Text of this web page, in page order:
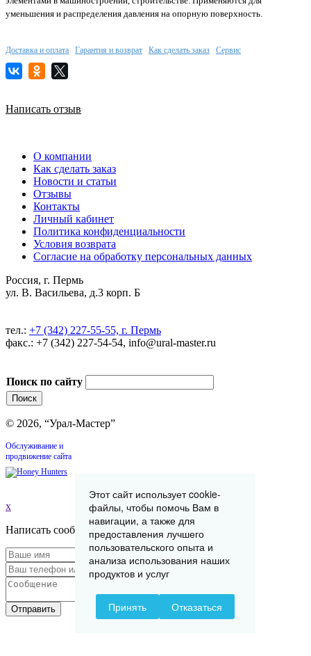
уменьшения и распределения давления на опорную поверхность.
Доставка и оплата Гарантия и возврат Как сделать заказ Сервис
Написать отзыв
О компании
Как сделать заказ
Новости и статьи
Отзывы
Контакты
Личный кабинет
Политика конфиденциальности
Условия возврата
Согласие на обработку персональных данных
Россия, г. Пермь
ул. В. Васильева, д.3 корп. Б
тел.: +7 (342) 227-55-55, г. Пермь
факс.: +7 (342) 227-54-54, info@ural-master.ru
Поиск по сайту
© 2026, “Урал-Мастер”
Обслуживание и
продвижение сайта
x
Написать сообщение
Отправить
Этот сайт использует cookie-
файлы, чтобы помочь Вам в
навигации, а также для
предоставления лучшего
пользовательского опыта и
анализа использования наших
продуктов и услуг
Принять Отказаться